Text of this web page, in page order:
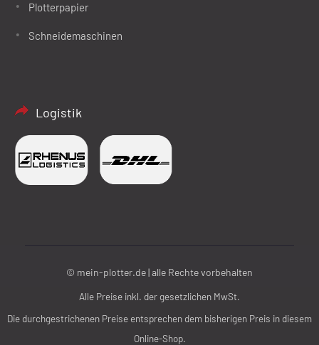
Plotterpapier
Schneidemaschinen
Logistik
© mein-plotter.de | alle Rechte vorbehalten
Alle Preise inkl. der gesetzlichen MwSt.
Die durchgestrichenen Preise entsprechen dem bisherigen Preis in diesem
Online-Shop.